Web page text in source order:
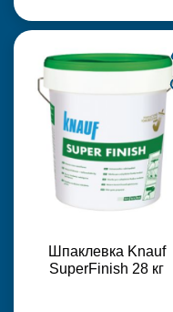
Шпаклевка Knauf
SuperFinish 28 кг